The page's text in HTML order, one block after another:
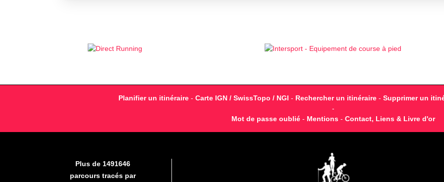
Planifier un itinéraire - Carte IGN / SwissTopo / NGI - Rechercher un itinéraire - Supprimer un
-
Mot de passe oublié- Mentions- Contact, Liens & Livre d'or
Plus de 1491646
parcours tracés par